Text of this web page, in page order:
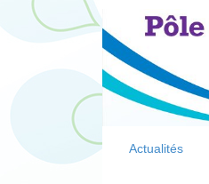
Actualités